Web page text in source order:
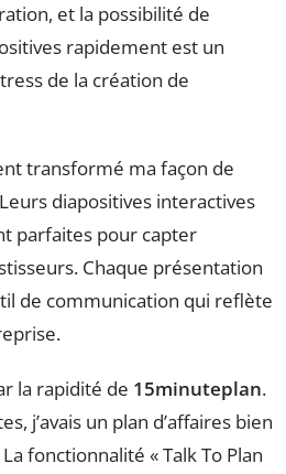
et la possibilité de
rapidement est un
de la création de
transformé ma façon de
diapositives interactives
parfaites pour capter
Chaque présentation
de communication qui reflète
la rapidité de 15minuteplan.
j’avais un plan d’affaires bien
fonctionnalité « Talk To Plan